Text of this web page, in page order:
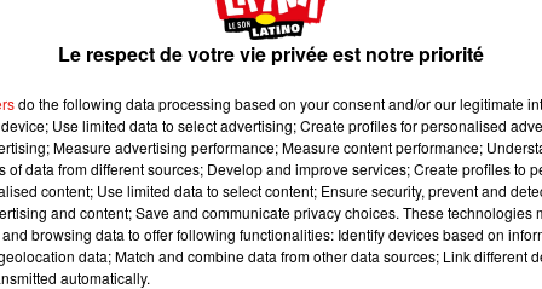
puisqu’elle vient de dévoiler le certificat de naissance de
toujours pas du choix des prénoms. Mais que voulez-vous, les
sans doute pour cette raison qu’elles nous fascinent tant.
sur l’heureux événement que vient de vivre Beyonce.
, la chanteuse a donné naissance à ses jumeaux. Jusque
des choses. Mais cette heureuse nouvelle a été
l'hospitalisation des bébés de Queen B. Nés prématurément,
Le respect de votre vie privée est notre priorité
do the following data processing based on your consent and/or our legitimate
Use limited data to select advertising; Create profiles for personalised
Measure advertising performance; Measure content performance;
of data from different sources; Develop and improve services; Create profiles to
content; Use limited data to select content; Ensure security, prevent and
and content; Save and communicate privacy choices. These technologies
browsing data to offer following functionalities: Identify devices based on
data; Match and combine data from other data sources; Link different
automatically.